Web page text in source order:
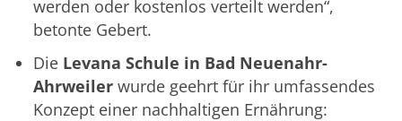
werden oder kostenlos verteilt werden“,
betonte Gebert.
Die Levana Schule in Bad Neuenahr-
Ahrweiler wurde geehrt für ihr umfassendes
Konzept einer nachhaltigen Ernährung: